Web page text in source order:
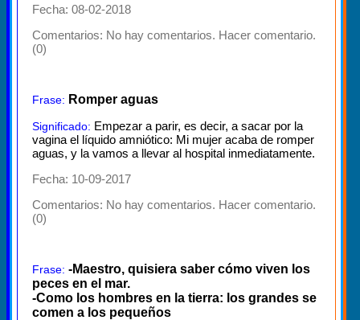
Fecha: 08-02-2018
Comentarios: No hay comentarios. Hacer comentario.
(0)
Frase: Romper aguas
Significado: Empezar a parir, es decir, a sacar por la
vagina el líquido amniótico: Mi mujer acaba de romper
aguas, y la vamos a llevar al hospital inmediatamente.
Fecha: 10-09-2017
Comentarios: No hay comentarios. Hacer comentario.
(0)
Frase: -Maestro, quisiera saber cómo viven los
peces en el mar.
-Como los hombres en la tierra: los grandes se
comen a los pequeños